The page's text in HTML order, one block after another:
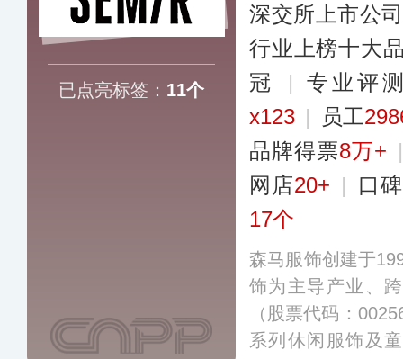
已点亮标签： 11个
深交所上市公司
行业上榜十大
冠
|
专业评
x123 | 员工
品牌得票8万+
网店20+ |
口
17个
森马服饰创建于
饰为主导产业、
（股票代码：
系列休闲服饰及